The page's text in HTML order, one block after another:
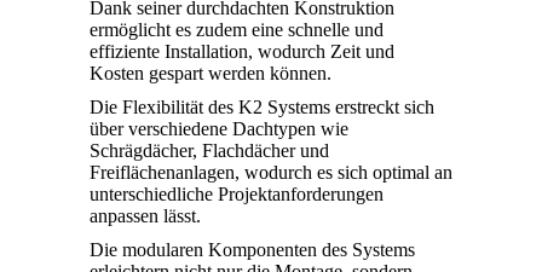
Dank seiner durchdachten Konstruktion
ermöglicht es zudem eine schnelle und
effiziente Installation, wodurch Zeit und
Kosten gespart werden können.
Die Flexibilität des K2 Systems erstreckt sich
über verschiedene Dachtypen wie
Schrägdächer, Flachdächer und
Freiflächenanlagen, wodurch es sich optimal an
unterschiedliche Projektanforderungen
anpassen lässt.
Die modularen Komponenten des Systems